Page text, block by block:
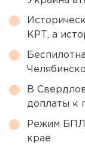
КРТ, а
В
доплаты к
Режим
крае